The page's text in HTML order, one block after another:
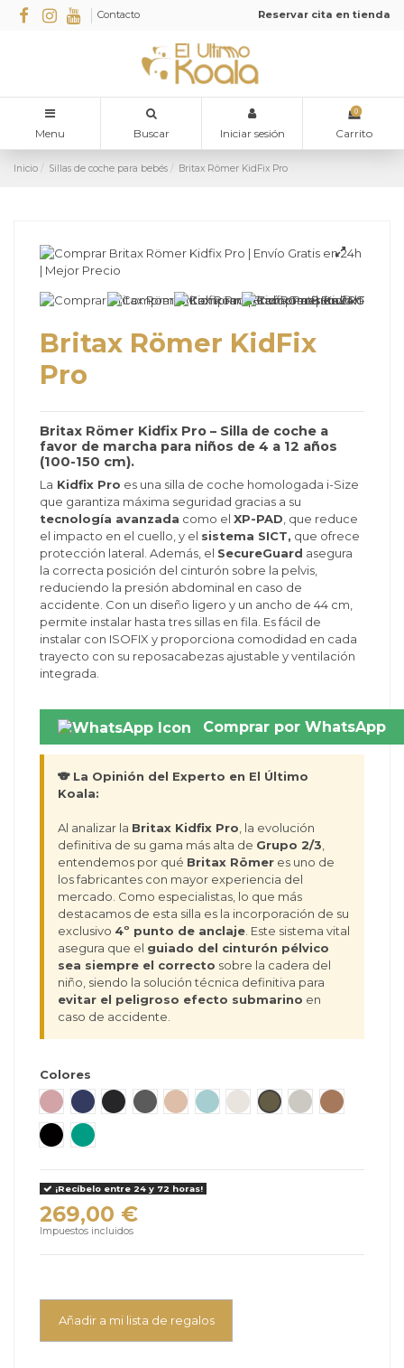
Contacto Reservar cita en tienda
Menu Buscar Iniciar sesión
0
Carrito
Inicio Sillas de coche para bebés Britax Römer KidFix Pro
Britax Römer KidFix
Pro
Britax Römer Kidfix Pro – Silla de coche a
favor de marcha para niños de 4 a 12 años
(100-150 cm).
La Kidfix Pro es una silla de coche homologada i-Size
que garantiza máxima seguridad gracias a su
tecnología avanzada como el XP-PAD , que reduce
el impacto en el cuello, y el sistema SICT, que ofrece
protección lateral. Además, el SecureGuard asegura
la correcta posición del cinturón sobre la pelvis,
reduciendo la presión abdominal en caso de
accidente. Con un diseño ligero y un ancho de 44 cm,
permite instalar hasta tres sillas en fila. Es fácil de
instalar con ISOFIX y proporciona comodidad en cada
trayecto con su reposacabezas ajustable y ventilación
integrada.
Comprar por WhatsApp
🐨 La Opinión del Experto en El Último
Koala:
Al analizar la Britax Kidfix Pro , la evolución
definitiva de su gama más alta de Grupo 2/3
entendemos por qué Britax Römer es uno de
los fabricantes con mayor experiencia del
mercado. Como especialistas, lo que más
destacamos de esta silla es la incorporación de su
exclusivo 4º punto de anclaje . Este sistema vital
asegura que el guiado del cinturón pélvico
sea siempre el correcto sobre la cadera del
niño, siendo la solución técnica definitiva para
evitar el peligroso efecto submarino en
caso de accidente.
Colores
Dusty RoseNight BlueCarbon Black
Mineral Grey
Teak Harbor Blue
Soft TaupeUrban OliveLinen GreyWarm
Onix BlackSage Green
¡Recíbelo entre 24 y 72 horas!
269,00 €
Impuestos incluidos
Añadir a mi lista de regalos